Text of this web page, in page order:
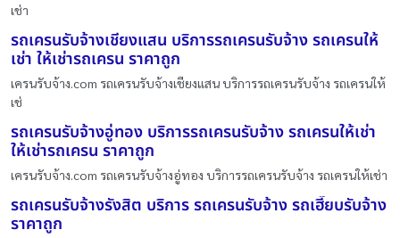
เช่า
รถเครนรับจ้างเชียงแสน บริการรถเครนรับจ้าง รถเครนให้
เช่า ให้เช่ารถเครน ราคาถูก
เครนรับจ้าง.com รถเครนรับจ้างเชียงแสน บริการรถเครนรับจ้าง รถเครนให้
เช่
รถเครนรับจ้างอู่ทอง บริการรถเครนรับจ้าง รถเครนให้เช่า
ให้เช่ารถเครน ราคาถูก
เครนรับจ้าง.com รถเครนรับจ้างอู่ทอง บริการรถเครนรับจ้าง รถเครนให้เช่า
รถเครนรับจ้างรังสิต บริการ รถเครนรับจ้าง รถเฮี๊ยบรับจ้าง
ราคาถูก